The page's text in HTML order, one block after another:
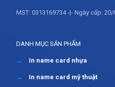
MST: 0313169734 -|- Ngày cấp:
DANH MỤC SẢN PHẨM
→ In name card nhựa
→ In name card mỹ thuật